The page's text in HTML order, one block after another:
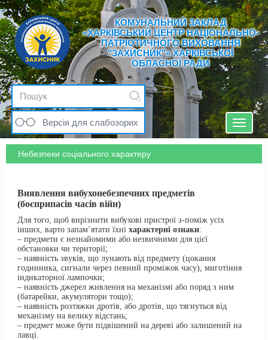
КОМУНАЛЬНИЙ ЗАКЛАД
«ХАРКІВСЬКИЙ ЦЕНТР НАЦІОНАЛЬНО-
ПАТРІОТИЧНОГО ВИХОВАННЯ
"ЗАХИСНИК"» ХАРКІВСЬКОЇ
ОБЛАСНОЇ РАДИ
Версія для слабозорих
Toggle
Небезпеки соціального характеру
Виявлення вибухонебезпечних предметів
(боєприпасів часів війн)
Для того, щоб вирізнити вибухові пристрої з-поміж усіх
інших, варто запам’ятати їхні характерні ознаки:
– предмети є незнайомими або незвичними для цієї
обстановки чи території;
– наявність звуків, що лунають від предмету (цокання
годинника, сигнали через певний проміжок часу), миготіння
індикаторної лампочки;
– наявність джерел живлення на механізмі або поряд з ним
(батарейки, акумулятори тощо);
– наявність розтяжки дротів, або дротів, що тягнуться від
механізму на велику відстань;
– предмет може бути підвішений на дереві або залишений на
лавці.